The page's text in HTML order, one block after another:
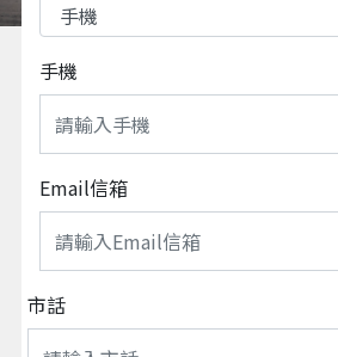
手機
Email信箱
市話